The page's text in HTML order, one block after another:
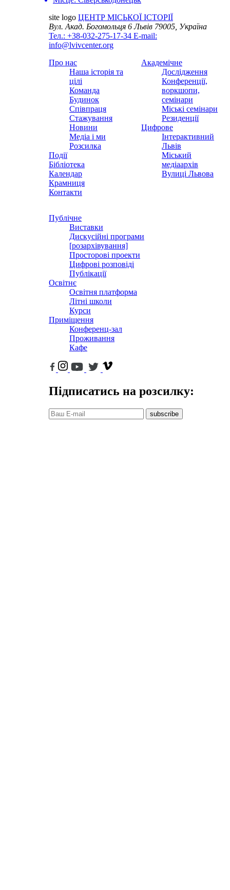
site logo ЦЕНТР МІСЬКОЇ ІСТОРІЇ
Вул. Акад. Богомольця 6Львів 79005, Україна
Тел.: +38-032-275-17-34 E-mail:
info@lvivcenter.org
Про нас
Наша історія та
цілі
Команда
Будинок
Співпраця
Стажування
Новини
Медіа і ми
Розсилка
Події
Бібліотека
Календар
Крамниця
Контакти
Академічне
Дослідження
Конференції,
воркшопи,
семінари
Міські семінари
Резиденції
Цифрове
Інтерактивний
Львів
Міський
медіаархів
Вулиці Львова
Публічне
Виставки
Дискусійні програми
[розархівування]
Просторові проекти
Цифрові розповіді
Публікації
Освітнє
Освітня платформа
Літні школи
Курси
Приміщення
Конференц-зал
Проживання
Кафе
Підписатись на розсилку:
subscribe